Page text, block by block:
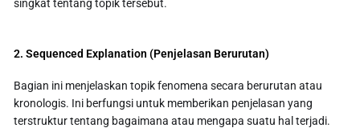
singkat tentang topik tersebut.
2. Sequenced Explanation (Penjelasan Berurutan)
Bagian ini menjelaskan topik fenomena secara berurutan atau
kronologis. Ini berfungsi untuk memberikan penjelasan yang
terstruktur tentang bagaimana atau mengapa suatu hal terjadi.